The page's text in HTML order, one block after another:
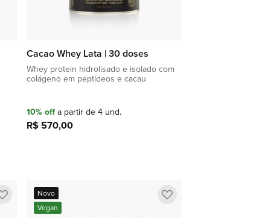
Cacao Whey Lata | 30 doses
Whey protein hidrolisado e isolado com
colágeno em peptídeos e cacau
10% offa partir de 4 und.
R$ 570,00
Adicionar
Adicionar
Novo
Vegan